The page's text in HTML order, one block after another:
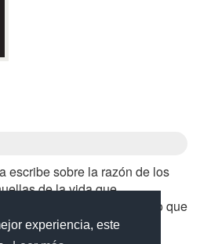
experiencia, este
escribe sobre la razón de los
de la vida que
para tomar conciencia de lo que
no somos